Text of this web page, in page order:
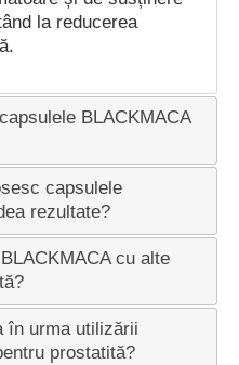
la reducerea
BLACKMACA
capsulele
rezultate?
cu alte
în urma utilizării
prostatită?